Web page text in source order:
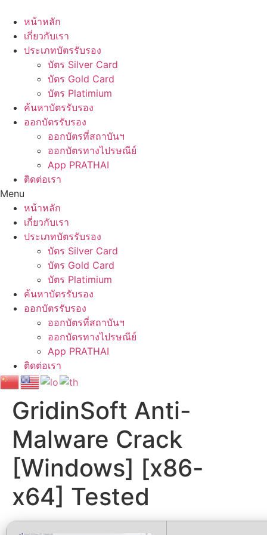
content
หน้าหลัก
เกี่ยวกับเรา
ประเภทบัตรรับรอง
บัตร Silver Card
บัตร Gold Card
บัตร Platimium
ค้นหาบัตรรับรอง
ออกบัตรรับรอง
ออกบัตรที่สถาบันฯ
ออกบัตรทางไปรษณีย์
App PRATHAI
ติดต่อเรา
Menu
หน้าหลัก
เกี่ยวกับเรา
ประเภทบัตรรับรอง
บัตร Silver Card
บัตร Gold Card
บัตร Platimium
ค้นหาบัตรรับรอง
ออกบัตรรับรอง
ออกบัตรที่สถาบันฯ
ออกบัตรทางไปรษณีย์
App PRATHAI
ติดต่อเรา
GridinSoft Anti-
Malware Crack
[Windows] [x86-
x64] Tested